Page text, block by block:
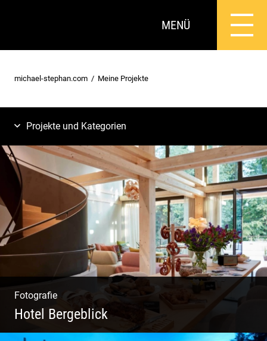
MENÜ
michael-stephan.com Meine Projekte
Projekte und Kategorien
Fotografie
Hotel Bergeblick